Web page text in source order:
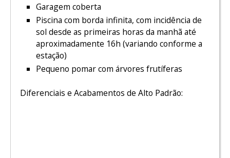
Garagem coberta
Piscina com borda infinita, com incidência de
sol desde as primeiras horas da manhã até
aproximadamente 16h (variando conforme a
estação)
Pequeno pomar com árvores frutíferas
Diferenciais e Acabamentos de Alto Padrão: